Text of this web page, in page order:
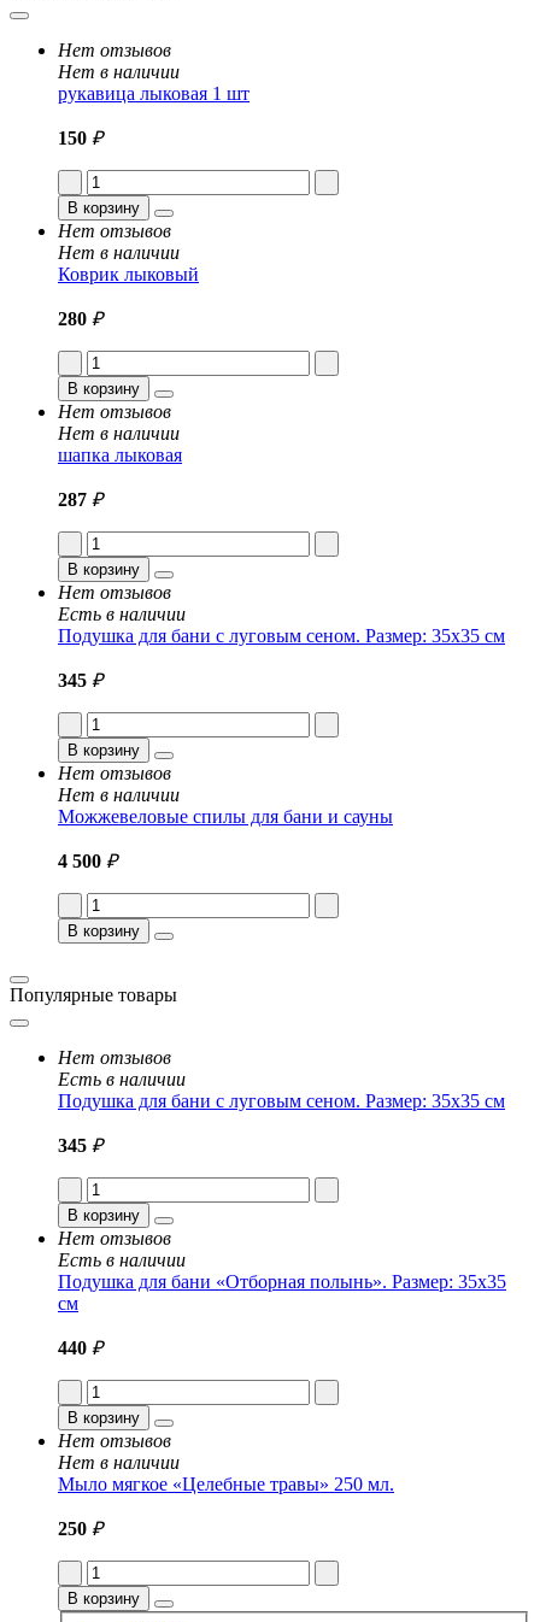
Нет отзывов
Нет в наличии
рукавица лыковая 1 шт
150 ₽
В корзину
Нет отзывов
Нет в наличии
Коврик лыковый
280 ₽
В корзину
Нет отзывов
Нет в наличии
шапка лыковая
287 ₽
В корзину
Нет отзывов
Есть в наличии
Подушка для бани с луговым сеном. Размер: 35x35 см
345 ₽
В корзину
Нет отзывов
Нет в наличии
Можжевеловые спилы для бани и сауны
4 500 ₽
В корзину
Популярные товары
Нет отзывов
Есть в наличии
Подушка для бани с луговым сеном. Размер: 35x35 см
345 ₽
В корзину
Нет отзывов
Есть в наличии
Подушка для бани «Отборная полынь». Размер: 35x35
см
440 ₽
В корзину
Нет отзывов
Нет в наличии
Мыло мягкое «Целебные травы» 250 мл.
250 ₽
В корзину